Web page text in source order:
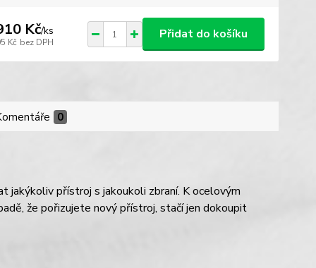
Kč/ks
Kč bez DPH
Přidat do košíku
0
jakýkoliv přístroj s jakoukoli zbraní. K ocelovým
že pořizujete nový přístroj, stačí jen dokoupit